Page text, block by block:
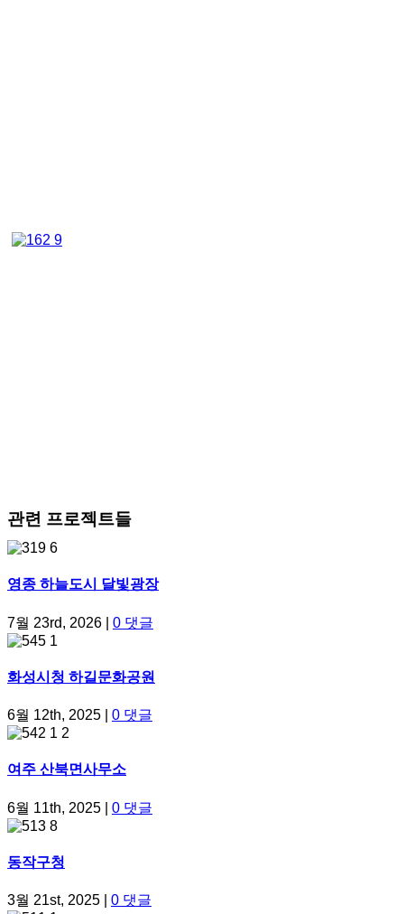
관련 프로젝트들
영종 하늘도시 달빛광장
7월 23rd, 2026 0 댓글
화성시청 하길문화공원
6월 12th, 2025 0 댓글
여주 산북면사무소
6월 11th, 2025 0 댓글
동작구청
3월 21st, 2025 0 댓글